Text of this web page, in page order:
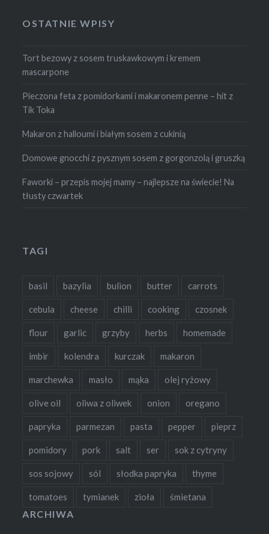
OSTATNIE WPISY
Tort bezowy z sosem truskawkowym i kremem
mascarpone
Pieczona feta z pomidorkami i makaronem penne – hit z
Tik Toka
Makaron z halloumi i białym sosem z cukinią
Domowe gnocchi z pysznym sosem z gorgonzolą i gruszką
Faworki – przepis mojej mamy – najlepsze na świecie! Na
tłusty czwartek
TAGI
basil bazylia bulion butter carrots
cebula cheese chilli cooking czosnek
flour garlic grzyby herbs homemade
imbir kolendra kurczak makaron
marchewka masło mąka olej ryżowy
olive oil oliwa z oliwek onion oregano
papryka parmezan pasta pepper pieprz
pomidory pork salt ser sok z cytryny
sos sojowy sól słodka papryka thyme
tomatoes tymianek zioła śmietana
ARCHIWA